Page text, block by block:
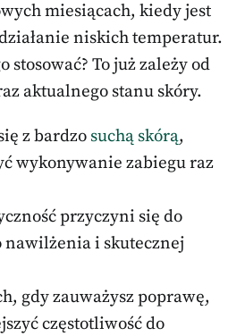
miesiącach, kiedy jest
niskich temperatur.
stosować? To już zależy od
aktualnego stanu skóry.
z bardzo suchą skórą,
wykonywanie zabiegu raz
przyczyni się do
i skutecznej
gdy zauważysz poprawę,
częstotliwość do